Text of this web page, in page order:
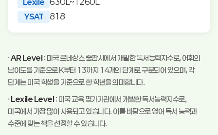
Lexile
YSAT 818
·AR Level: 미국 르네상스 출판사에서 개발한 독서능력지수로, 어휘의
난이도를 기준으로 K부터 13까지 14개의 단계로 구분되어 있으며, 각
단계는 미국 학생을 기준으로 한 학년을 의미합니다.
· Lexile Level: 미국 교육 평가기관에서 개발한 독서능력지수로,
미국에서 가장 많이 사용되고 있습니다. 이를 바탕으로 영어 독서 능력과
수준에 맞는 책을 선정할 수 있습니다.